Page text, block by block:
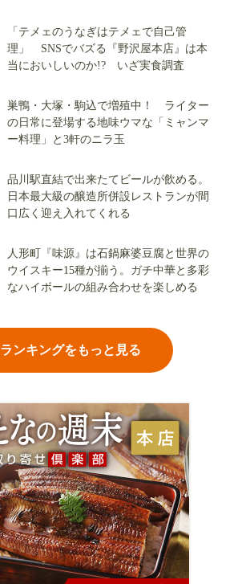
「テメェのうなぎはテメェで自己管
理」 SNSでバズる『野沢屋本店』は本
当においしいのか!? いざ実食調査
巣鴨・大塚・駒込で増殖中！ ライター
の日常に登場する地味ウマな「ミャンマ
ー料理」と3軒のニラ玉
品川駅直結で出来たてビールが飲める。
日本最大級の醸造所併設レストランが間
口広く迎え入れてくれる
人形町『味源』は石鍋麻婆豆腐と世界の
ウイスキー15種が揃う。ガチ中華と多彩
なハイボールの組み合わせを楽しめる
ランキングをもっと見る